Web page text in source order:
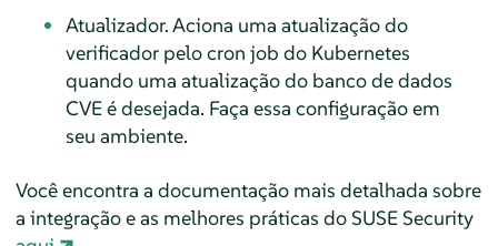
Atualizador. Aciona uma atualização do
verificador pelo cron job do Kubernetes
quando uma atualização do banco de dados
CVE é desejada. Faça essa configuração em
seu ambiente.
Você encontra a documentação mais detalhada sobre
a integração e as melhores práticas do SUSE Security